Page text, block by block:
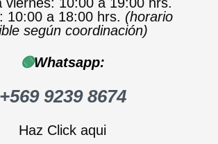
10:00 a 18:00 hrs. (horario
según coordinación)
🟢Whatsapp:
+569 9239 8674
Haz Click aqui